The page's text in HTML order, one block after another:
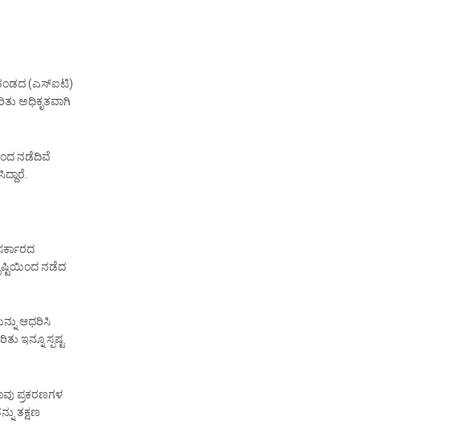
ತಂಡದ (ಎಸ್‌ಐಟಿ)
ಅಧಿಕೃತವಾಗಿ
ನಡೆದಿವೆ
ನಡೆದ
ಆಧರಿಸಿ
ಇನ್ನೂ ಸ್ಪಷ್ಟ
ಪ್ರಕರಣಗಳ
ತಕ್ಷಣ